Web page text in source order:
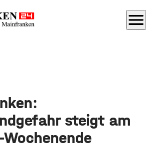
menu
steigt am